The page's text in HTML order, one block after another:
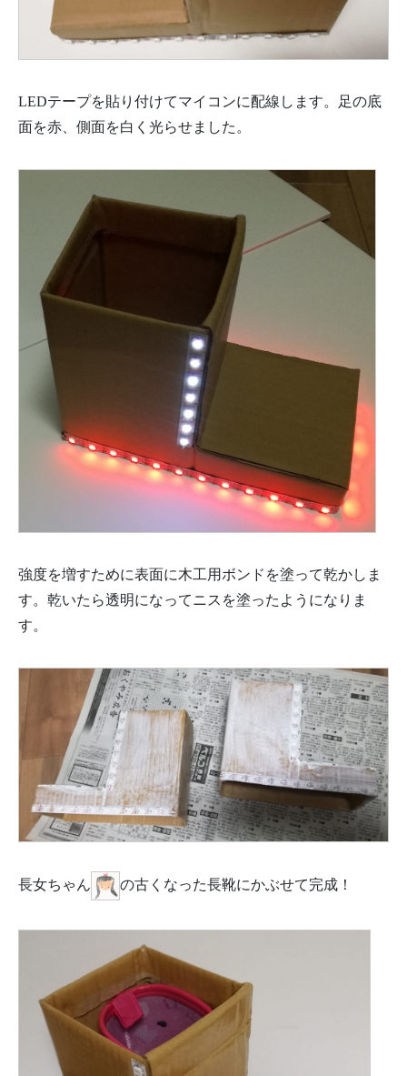
LEDテープを貼り付けてマイコンに配線します。足の底
面を赤、側面を白く光らせました。
強度を増すために表面に木工用ボンドを塗って乾かしま
す。乾いたら透明になってニスを塗ったようになりま
す。
長女ちゃん の古くなった長靴にかぶせて完成！